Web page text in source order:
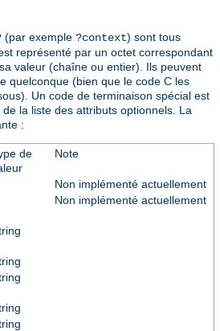
(par exemple ?context) sont tous
représenté par un octet correspondant
valeur (chaîne ou entier). Ils peuvent
quelconque (bien que le code C les
Un code de terminaison spécial est
la liste des attributs optionnels. La
:
de
Note
Non implémenté actuellement
Non implémenté actuellement